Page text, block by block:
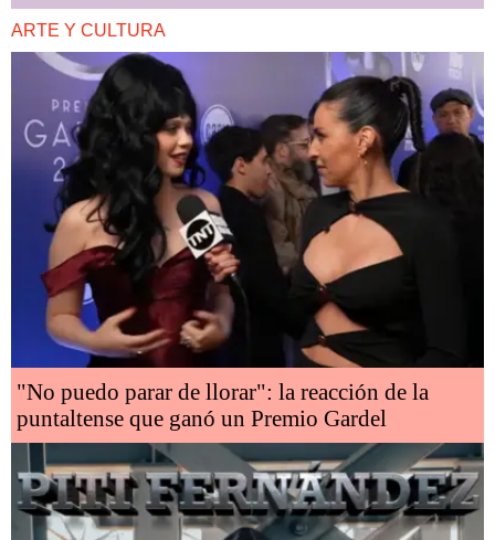
ARTE Y CULTURA
"No puedo parar de llorar": la reacción de la
puntaltense que ganó un Premio Gardel